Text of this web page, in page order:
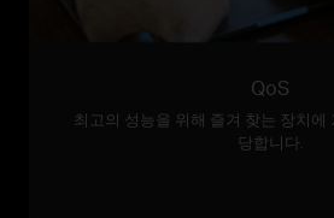
QoS
최고의 성능을 위해 즐겨 찾는 장치에
당합니다.